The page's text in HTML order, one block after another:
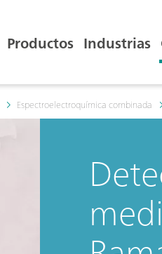
Productos Industrias
Espectroelectroquímica combinada